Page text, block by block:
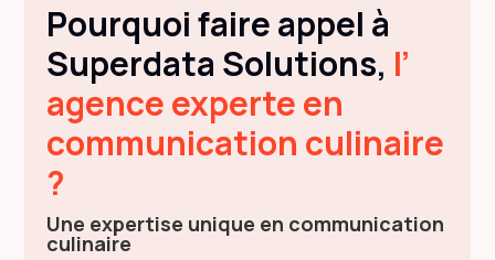
Pourquoi faire appel à
Superdata Solutions, l’
agence experte en
communication culinaire
?
Une expertise unique en communication
culinaire